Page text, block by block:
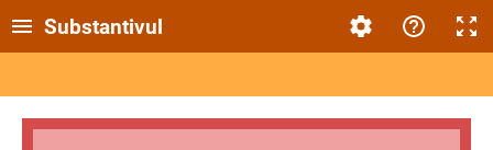
Substantivul